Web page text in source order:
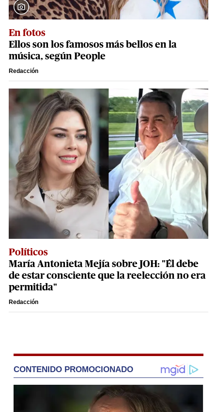
En fotos
Ellos son los famosos más bellos en la
música, según People
Redacción
Políticos
María Antonieta Mejía sobre JOH: "Él debe
de estar consciente que la reelección no era
permitida"
Redacción
CONTENIDO PROMOCIONADO